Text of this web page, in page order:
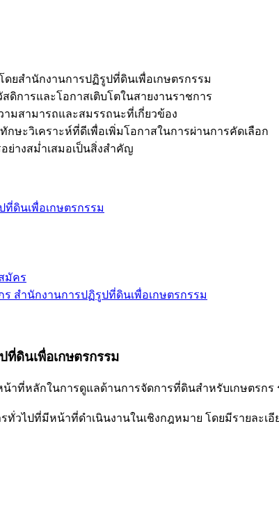
ดยสำนักงานการปฏิรูปที่ดินเพื่อเกษตรกรรม
ดิการและโอกาสเติบโตในสายงานราชการ
มสามารถและสมรรถนะที่เกี่ยวข้อง
ษะวิเคราะห์ที่ดีเพื่อเพิ่มโอกาสในการผ่านการคัดเลือก
ย่างสม่ำเสมอเป็นสิ่งสำคัญ
ดินเพื่อเกษตรกรรม
มัคร
สำนักงานการปฏิรูปที่ดินเพื่อเกษตรกรรม
ดินเพื่อเกษตรกรรม
าที่หลักในการดูแลด้านการจัดการที่ดินสำหรับเกษตรก
ทั่วไปที่มีหน้าที่ดำเนินงานในเชิงกฎหมาย โดยมีรายละ